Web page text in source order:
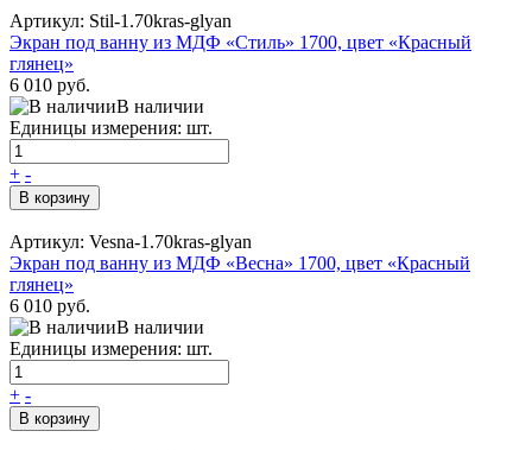
Артикул: Stil-1.70kras-glyan
Экран под ванну из МДФ «Стиль» 1700, цвет «Красный
глянец»
6 010 руб.
В наличии
Единицы измерения: шт.
+ -
В корзину
Артикул: Vesna-1.70kras-glyan
Экран под ванну из МДФ «Весна» 1700, цвет «Красный
глянец»
6 010 руб.
В наличии
Единицы измерения: шт.
+ -
В корзину